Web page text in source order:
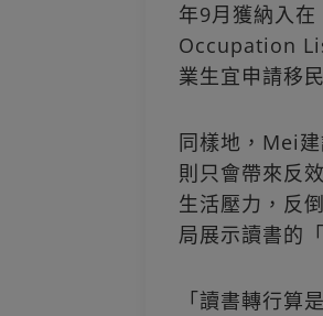
年9月獲納入
Occupation
業生宜申請移
同樣地，Mei
則只會帶來反
生活壓力，反
局展示讀書的
「讀書轉行算